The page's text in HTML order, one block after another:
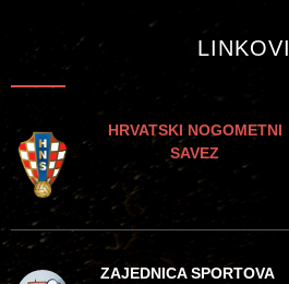
LINKOVI
HRVATSKI NOGOMETNI
SAVEZ
ZAJEDNICA SPORTOVA